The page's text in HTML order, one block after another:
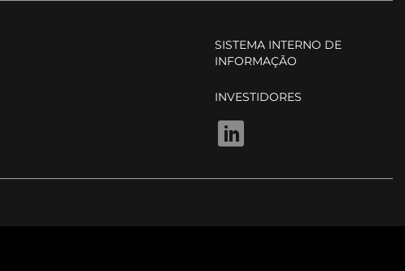
SISTEMA INTERNO DE
INFORMAÇÃO
INVESTIDORES
LINKEDIN